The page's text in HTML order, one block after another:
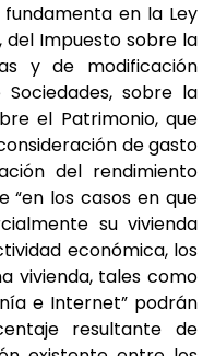
en la Ley
del Impuesto sobre la
y de modificación
sobre la
el Patrimonio, que
de gasto
del rendimiento
“en los casos en que
su vivienda
económica, los
vivienda, tales como
e Internet” podrán
resultante de